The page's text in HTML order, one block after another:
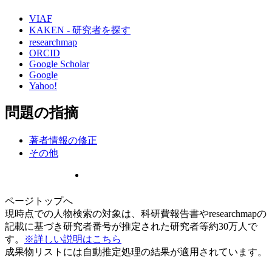
VIAF
KAKEN - 研究者を探す
researchmap
ORCID
Google Scholar
Google
Yahoo!
問題の指摘
著者情報の修正
その他
ページトップへ
現時点での人物検索の対象は、科研費報告書やresearchmapの
記載に基づき研究者番号が推定された研究者等約30万人で
す。
※詳しい説明はこちら
成果物リストには自動推定処理の結果が適用されています。